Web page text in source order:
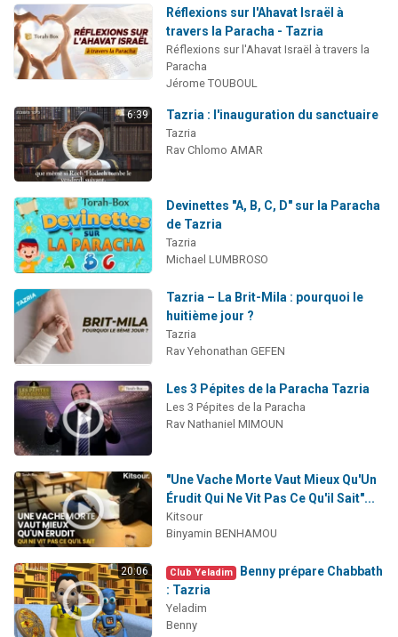
Réflexions sur l'Ahavat Israël à
travers la Paracha - Tazria
Réflexions sur l'Ahavat Israël à travers la
Paracha
Jérome TOUBOUL
6:39 Tazria : l'inauguration du sanctuaire
Tazria
Rav Chlomo AMAR
Devinettes "A, B, C, D" sur la Paracha
de Tazria
Tazria
Michael LUMBROSO
Tazria – La Brit-Mila : pourquoi le
huitième jour ?
Tazria
Rav Yehonathan GEFEN
Les 3 Pépites de la Paracha Tazria
Les 3 Pépites de la Paracha
Rav Nathaniel MIMOUN
"Une Vache Morte Vaut Mieux Qu'Un
Érudit Qui Ne Vit Pas Ce Qu'il Sait"...
Kitsour
Binyamin BENHAMOU
20:06 Club Yeladim
Benny prépare Chabbath
: Tazria
Yeladim
Benny